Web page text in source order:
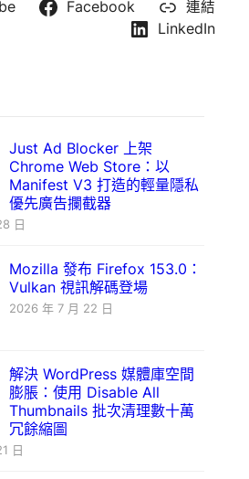
Facebook
連結
LinkedIn
Just Ad Blocker 上架
Chrome Web Store：以
Manifest V3 打造的輕量隱私
優先廣告攔截器
日
Mozilla 發布 Firefox 153.0：
Vulkan 視訊解碼登場
2026 年 7 月 22 日
解決 WordPress 媒體庫空間
膨脹：使用 Disable All
Thumbnails 批次清理數十萬
冗餘縮圖
日